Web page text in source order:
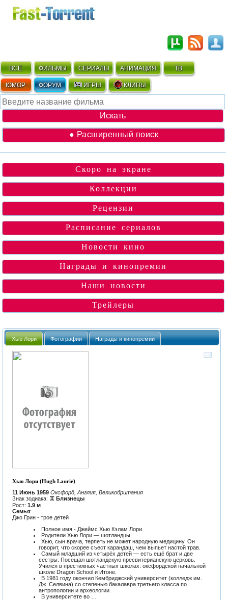
ВСЁ ФИЛЬМЫ СЕРИАЛЫ АНИМАЦИЯ ТВ
ЮМОР ФОРУМ ИГРЫ КЛИПЫ
● Расширенный поиск
Скоро на экране
Коллекции
Рецензии
Расписание сериалов
Новости кино
Награды и кинопремии
Наши новости
Трейлеры
Хью Лори Фотографии Награды и кинопремии
Хью Лори (Hugh Laurie)
11 Июнь 1959 Оксфорд, Англия, Великобритания
Знак зодиака: ♊ Близнецы
Рост: 1.9 м
Семья:
Джо Грин - трое детей
Полное имя - Джеймс Хью Кэлам Лори.
Родители Хью Лори — шотландцы.
Хью, сын врача, терпеть не может народную медицину. Он
говорит, что скорее съест карандаш, чем выпьет настой трав.
Самый младший из четырёх детей — есть ещё брат и две
сестры. Посещал шотландскую пресвитерианскую церковь.
Учился в престижных частных школах: оксфордской начальной
школе Dragon School и Итоне.
В 1981 году окончил Кембриджский университет (колледж им.
Дж. Селвина) со степенью бакалавра третьего класса по
антропологии и археологии.
В университете во …